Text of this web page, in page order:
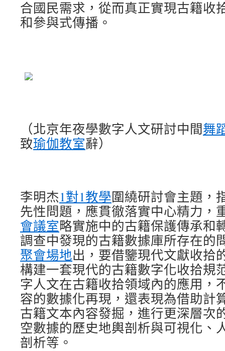
合國民需求，從而真正實現古籍收
和參與式傳播。
（北京年夜學數字人文研討中間舞
致瑜伽教室辭）
李明杰1對1教學圍繞研討會主題，
先性問題，應貫徹落實中心精力，
會議室略實施中的古籍保護傳承和
調查中發現的古籍數據庫所存在的
聚會場地出，要借鑒現代文獻收拾
構建一套現代的古籍數字化收拾規
字人文在古籍收拾領域內的應用，
容的數據化再現，還表現為借助計
古籍文本內容發掘，進行更深層次
空數據的歷史地輿剖析與可視化、
剖析等。